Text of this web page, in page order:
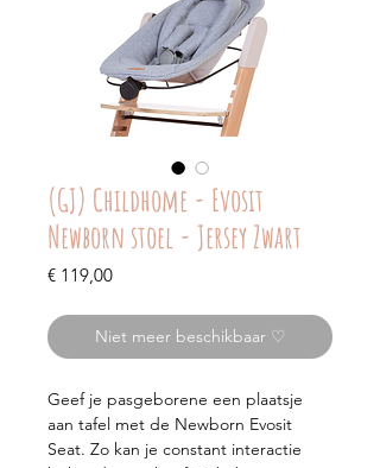
(GJ) Childhome - Evosit
Newborn stoel - Jersey Zwart
€ 119,00Prijs
Niet meer beschikbaar ♡
Geef je pasgeborene een plaatsje
aan tafel met de Newborn Evosit
Seat. Zo kan je constant interactie